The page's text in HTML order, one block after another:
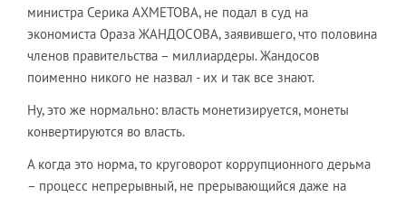
министра Серика АХМЕТОВА, не подал в суд на
экономиста Ораза ЖАНДОСОВА, заявившего, что половина
членов правительства – миллиардеры. Жандосов
поименно никого не назвал - их и так все знают.
Ну, это же нормально: власть монетизируется, монеты
конвертируются во власть.
А когда это норма, то круговорот коррупционного дерьма
– процесс непрерывный, не прерывающийся даже на